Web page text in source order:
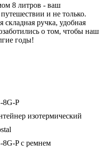
8 литров - ваш
и не только.
ручка, удобная
о том, чтобы наш
годы!
8G-P
изотермический
8G-P с ремнем